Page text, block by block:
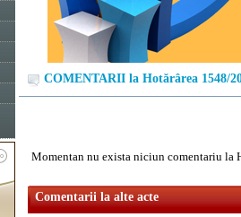
COMENTARII la Hotărârea 1548/
Momentan nu exista niciun comentariu la
Comentarii la alte acte